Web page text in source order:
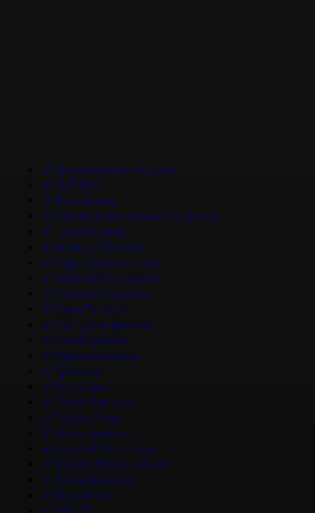
# Документальное кино
# НМГ ДОК
# Фестивали
# Что мы знаем о планете Земля
# Цикл Великие
#Алексей Гуськов
# Марк Эйдельштейн
# Никита Кологривый
# Главные Сериалы
# Саша Петров
# Смотреть фильмы
# Юра Борисов
# Мария Аронова
# Трейлер
# Рецензия
# После Фишера
# Война и Мир
# Новости кино
#Андрей Золотарев
# Федор Добронравов
# Обзор фильма
# Фонд Кино